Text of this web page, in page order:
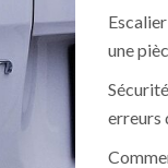
une
erreurs